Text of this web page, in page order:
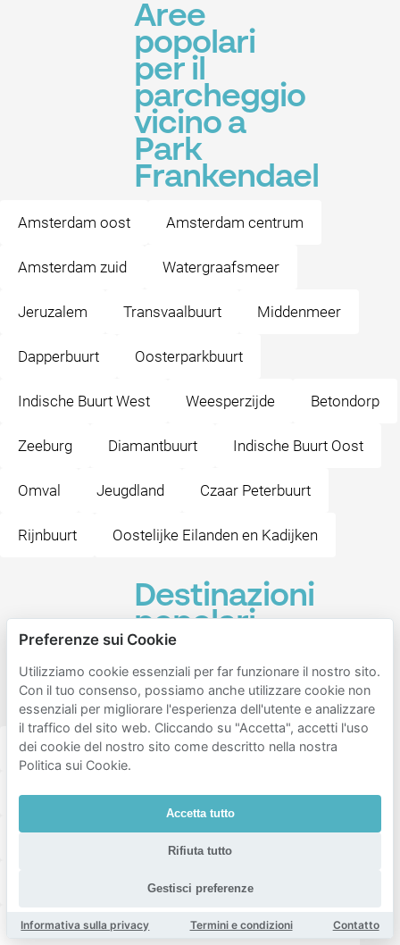
Aree
popolari
per il
parcheggio
vicino a
Park
Frankendael
Amsterdam oost Amsterdam centrum
Amsterdam zuid Watergraafsmeer
Jeruzalem Transvaalbuurt Middenmeer
Dapperbuurt Oosterparkbuurt
Indische Buurt West Weesperzijde Betondorp
Zeeburg Diamantbuurt Indische Buurt Oost
Omval Jeugdland Czaar Peterbuurt
Rijnbuurt Oostelijke Eilanden en Kadijken
Destinazioni
popolari
vicino a
Park
Frankendael
Q-Factory Hotel V Fizeaustraat
Hotel Casa Amsterdam
Amsterdam Amstel Station
MEININGER Hotel Amsterdam Amstel
Station Amsterdam Muiderpoort Oosterpark
Preferenze sui Cookie
Utilizziamo cookie essenziali per far funzionare il nostro sito.
Con il tuo consenso, possiamo anche utilizzare cookie non
essenziali per migliorare l'esperienza dell'utente e analizzare
il traffico del sito web. Cliccando su "Accetta", accetti l'uso
dei cookie del nostro sito come descritto nella nostra
Politica sui Cookie.
Accetta tutto
Rifiuta tutto
Gestisci preferenze
Informativa sulla privacy Termini e condizioni Contatto